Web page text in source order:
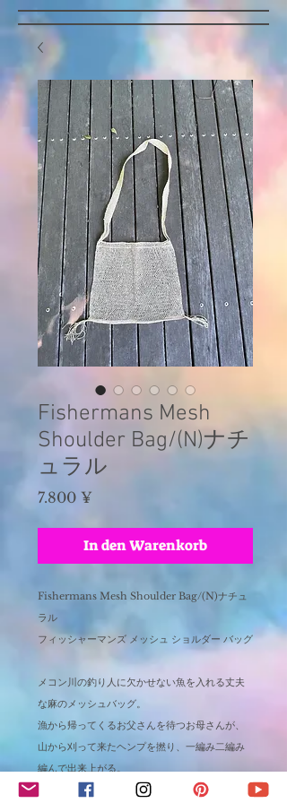
Fishermans Mesh
Shoulder Bag/(N)ナチ
ュラル
7.800 ¥
In den Warenkorb
Fishermans Mesh Shoulder Bag/(N)ナチュ
ラル
フィッシャーマンズ メッシュ ショルダー バッグ
メコン川の釣り人に欠かせない魚を入れる丈夫
な麻のメッシュバッグ。
漁から帰ってくるお父さんを待つお母さんが、
山から刈って来たヘンプを撚り、一編み二編み
編んで出来上がる。
木ノ実やハーブ、野菜を入れたり、お弁当を入